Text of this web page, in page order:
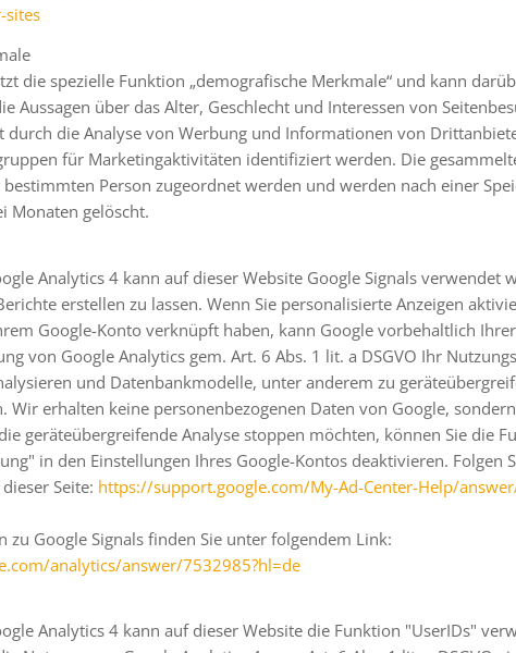
sites
die spezielle Funktion „demografische Merkmale“ und kann
Aussagen über das Alter, Geschlecht und Interessen von
durch die Analyse von Werbung und Informationen von
für Marketingaktivitäten identifiziert werden. Die
Person zugeordnet werden und werden nach einer
Monaten gelöscht.
Analytics 4 kann auf dieser Website Google Signals verwendet
erstellen zu lassen. Wenn Sie personalisierte Anzeigen
Google-Konto verknüpft haben, kann Google vorbehaltlich Ihrer
von Google Analytics gem. Art. 6 Abs. 1 lit. a DSGVO Ihr
und Datenbankmodelle, unter anderem zu
Wir erhalten keine personenbezogenen Daten von Google,
geräteübergreifende Analyse stoppen möchten, können Sie die
in den Einstellungen Ihres Google-Kontos deaktivieren. Folgen
Seite: https://support.google.com/My-Ad-Center-Help/answer
zu Google Signals finden Sie unter folgendem Link:
/analytics/answer/7532985?hl=de
Analytics 4 kann auf dieser Website die Funktion "UserIDs"